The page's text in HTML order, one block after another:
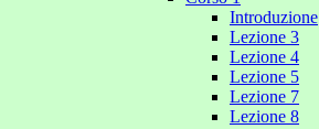
Introduzione
Lezione 3
Lezione 4
Lezione 5
Lezione 7
Lezione 8